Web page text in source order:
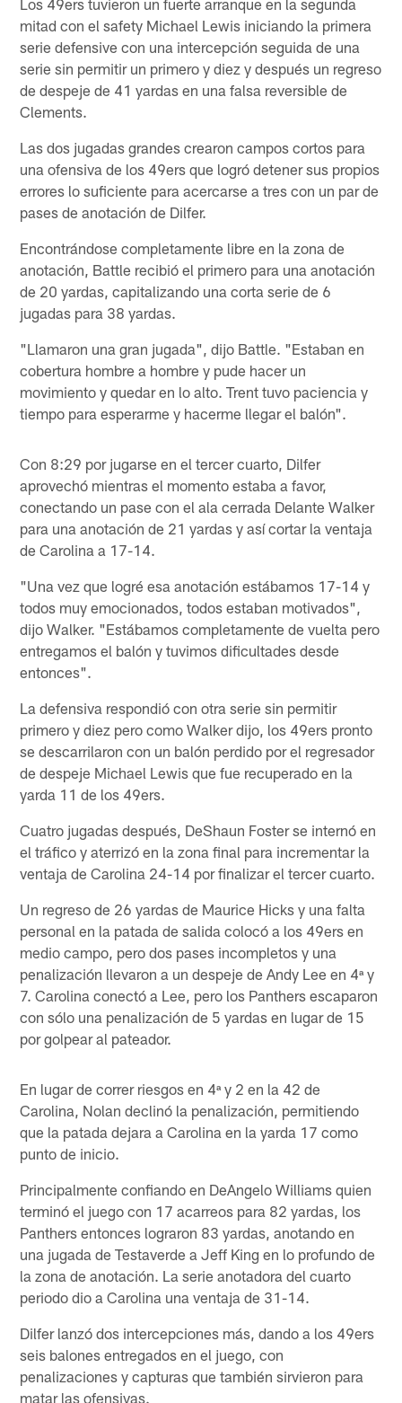
mitad con el safety Michael Lewis iniciando la primera
serie defensive con una intercepción seguida de una
serie sin permitir un primero y diez y después un regreso
de despeje de 41 yardas en una falsa reversible de
Clements.
Las dos jugadas grandes crearon campos cortos para
una ofensiva de los 49ers que logró detener sus propios
errores lo suficiente para acercarse a tres con un par de
pases de anotación de Dilfer.
Encontrándose completamente libre en la zona de
anotación, Battle recibió el primero para una anotación
de 20 yardas, capitalizando una corta serie de 6
jugadas para 38 yardas.
"Llamaron una gran jugada", dijo Battle. "Estaban en
cobertura hombre a hombre y pude hacer un
movimiento y quedar en lo alto. Trent tuvo paciencia y
tiempo para esperarme y hacerme llegar el balón".
Con 8:29 por jugarse en el tercer cuarto, Dilfer
aprovechó mientras el momento estaba a favor,
conectando un pase con el ala cerrada Delante Walker
para una anotación de 21 yardas y así cortar la ventaja
de Carolina a 17-14.
"Una vez que logré esa anotación estábamos 17-14 y
todos muy emocionados, todos estaban motivados",
dijo Walker. "Estábamos completamente de vuelta pero
entregamos el balón y tuvimos dificultades desde
entonces".
La defensiva respondió con otra serie sin permitir
primero y diez pero como Walker dijo, los 49ers pronto
se descarrilaron con un balón perdido por el regresador
de despeje Michael Lewis que fue recuperado en la
yarda 11 de los 49ers.
Cuatro jugadas después, DeShaun Foster se internó en
el tráfico y aterrizó en la zona final para incrementar la
ventaja de Carolina 24-14 por finalizar el tercer cuarto.
Un regreso de 26 yardas de Maurice Hicks y una falta
personal en la patada de salida colocó a los 49ers en
medio campo, pero dos pases incompletos y una
penalización llevaron a un despeje de Andy Lee en 4ª y
7. Carolina conectó a Lee, pero los Panthers escaparon
con sólo una penalización de 5 yardas en lugar de 15
por golpear al pateador.
En lugar de correr riesgos en 4ª y 2 en la 42 de
Carolina, Nolan declinó la penalización, permitiendo
que la patada dejara a Carolina en la yarda 17 como
punto de inicio.
Principalmente confiando en DeAngelo Williams quien
terminó el juego con 17 acarreos para 82 yardas, los
Panthers entonces lograron 83 yardas, anotando en
una jugada de Testaverde a Jeff King en lo profundo de
la zona de anotación. La serie anotadora del cuarto
periodo dio a Carolina una ventaja de 31-14.
Dilfer lanzó dos intercepciones más, dando a los 49ers
seis balones entregados en el juego, con
penalizaciones y capturas que también sirvieron para
matar las ofensivas.